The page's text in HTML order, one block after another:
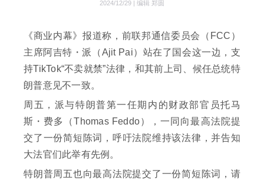
2024/12/29 | 编辑 郑圆
《商业内幕》报道称，前联邦通信委员会（FCC）
主席阿吉特・派（Ajit Pai）站在了国会这一边，支
持TikTok“不卖就禁”法律，和其前上司、候任总统特
朗普意见不一致。
周五，派与特朗普第一任期内的财政部官员托马
斯・费多（Thomas Feddo），一同向最高法院提
交了一份简短陈词，呼吁法院维持该法律，并告知
大法官们此举有先例。
特朗普周五也向最高法院提交了一份简短陈词，请